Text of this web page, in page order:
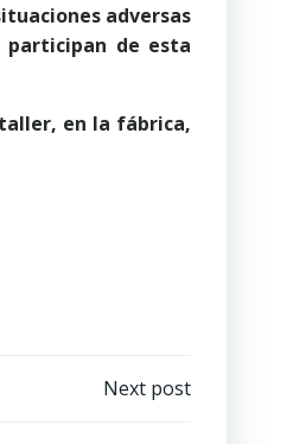
adversas
participan de esta
en la fábrica,
Next post